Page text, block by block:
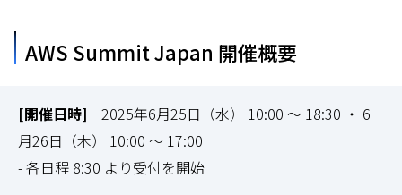
AWS Summit Japan 開催概要
[開催日時] 2025年6月25日（水） 10:00 ～ 18:30 ・ 6
月26日（木） 10:00 ～ 17:00
- 各日程 8:30 より受付を開始